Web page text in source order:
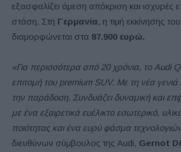
εξασφαλίζει άμεση απόκριση και ισχυρές
στάση. Στη Γερμανία, η τιμή εκκίνησης
διαμορφώνεται στα 87.900 ευρώ.
«Για περισσότερα από 20 χρόνια, το Audi
επιτομή του premium SUV. Με τη νέα γενιά
την παράδοση. Συνδυάζει δυναμική και
με ένα εξαιρετικά ευέλικτο εσωτερικό,
ποιότητας και ένα ευρύ φάσμα
διευθύνων σύμβουλος της Audi, Gernot